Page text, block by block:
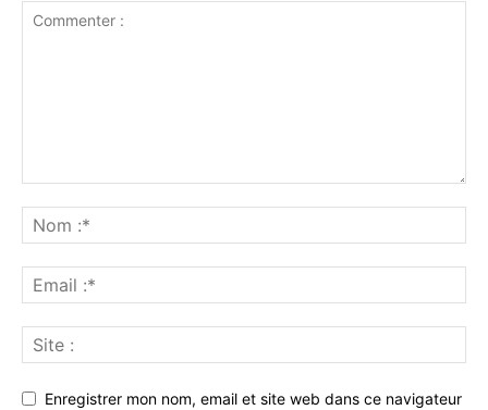
Enregistrer mon nom, email et site web dans ce navigateur